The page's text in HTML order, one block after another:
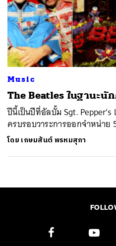
Music
The Beatles ในฐานะนั
ปีนี้เป็นปีที่อัลบั้ม Sgt.
ครบรอบวาระการออกจำหน่าย
โดย เกษมสันต์ พรหมสุภา
ค้นหา
SHARE TWEET